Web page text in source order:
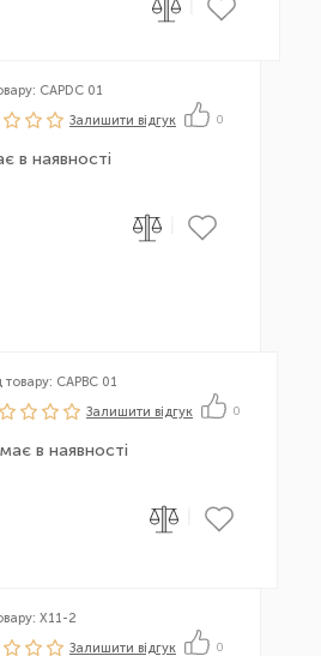
CAPDC 01
Залишити вiдгук
0
в наявності
товару: CAPBC 01
Залишити вiдгук
0
в наявності
X11-2
Залишити вiдгук
0